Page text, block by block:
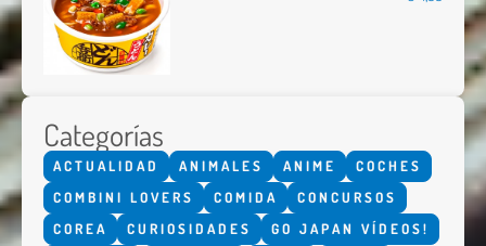
Categorías
ACTUALIDAD ANIMALES ANIME
COCHES
COMBINI LOVERS
COMIDA
CONCURSOS
COREA
CURIOSIDADES
GO JAPAN VÍDEOS!